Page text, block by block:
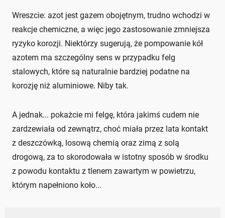
Wreszcie: azot jest gazem obojętnym, trudno wchodzi w
reakcje chemiczne, a więc jego zastosowanie zmniejsza
ryzyko korozji. Niektórzy sugerują, że pompowanie kół
azotem ma szczególny sens w przypadku felg
stalowych, które są naturalnie bardziej podatne na
korozję niż aluminiowe. Niby tak.
A jednak... pokażcie mi felgę, która jakimś cudem nie
zardzewiała od zewnątrz, choć miała przez lata kontakt
z deszczówką, losową chemią oraz zimą z solą
drogową, za to skorodowała w istotny sposób w środku
z powodu kontaktu z tlenem zawartym w powietrzu,
którym napełniono koło...